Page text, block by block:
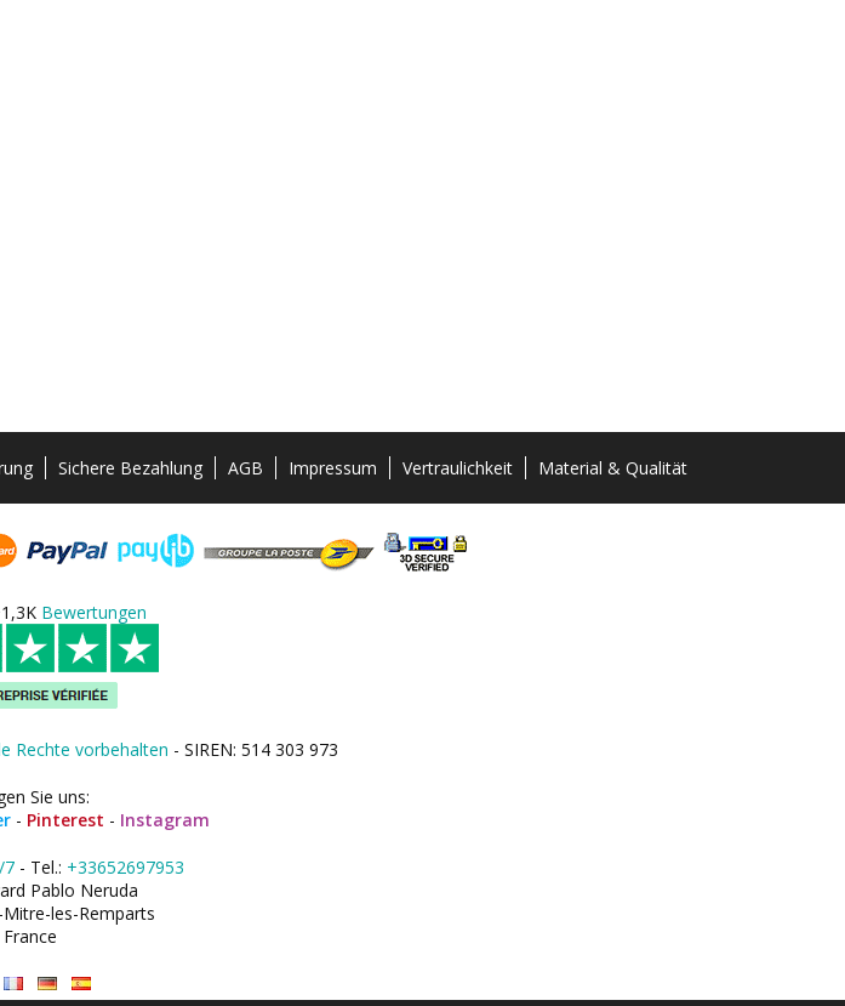
Sichere Bezahlung AGB Impressum Vertraulichkeit Material & Qualität
Bewertungen
Rechte vorbehalten - SIREN: 514 303 973
Sie uns:
- Pinterest - Instagram
7- Tel.: +33652697953
Pablo Neruda
les-Remparts
France